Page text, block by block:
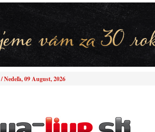
/Nedeľa, 09 August, 2026